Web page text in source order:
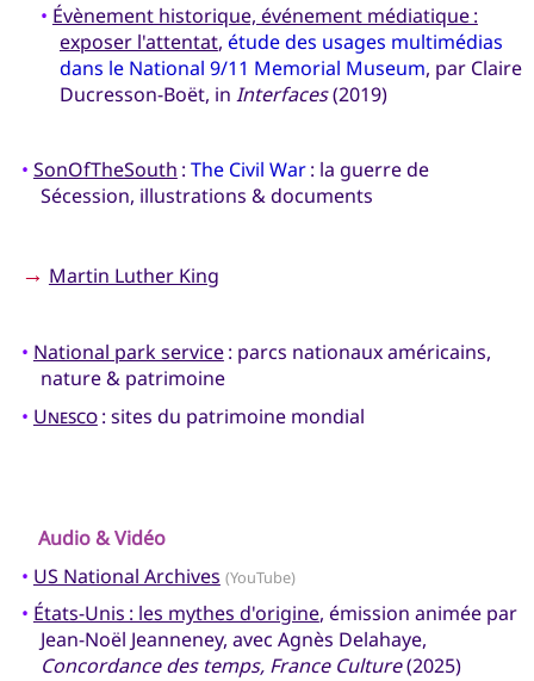
• Évènement historique, événement médiatique :
exposer l'attentat, étude des usages multimédias
dans le National 9/11 Memorial Museum, par Claire
Ducresson-Boët, in Interfaces(2019)
• SonOfTheSouth : The Civil War: la guerre de
Sécession, illustrations & documents
→ Martin Luther King
• National park service: parcs nationaux américains,
nature & patrimoine
• Unesco: sites du patrimoine mondial
Audio & Vidéo
• US National Archives (YouTube)
• États-Unis : les mythes d'origine, émission animée par
Jean-Noël Jeanneney, avec Agnès Delahaye,
Concordance des temps, France Culture(2025)